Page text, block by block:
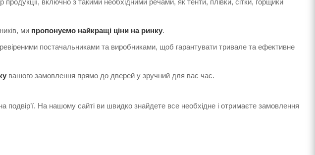
включно з такими необхідними речами, як тенти, плівки, сітки, горщики
ми пропонуємо найкращі ціни на ринку.
постачальниками та виробниками, щоб гарантувати тривале та ефективне
вашого замовлення прямо до дверей у зручний для вас час.
На нашому сайті ви швидко знайдете все необхідне і отримаєте замовлення